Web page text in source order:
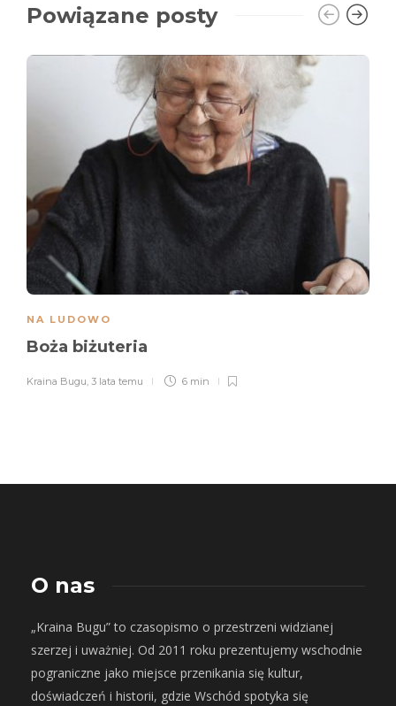
Powiązane posty
NA LUDOWO
Boża biżuteria
Kraina Bugu, 3 lata temu 6 min
O nas
„Kraina Bugu” to czasopismo o przestrzeni widzianej
szerzej i uważniej. Od 2011 roku prezentujemy wschodnie
pograniczne jako miejsce przenikania się kultur,
doświadczeń i historii, gdzie Wschód spotyka się